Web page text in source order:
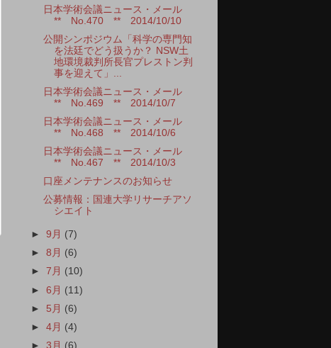
日本学術会議ニュース・メール
** No.470 ** 2014/10/10
公開シンポジウム「科学の専門知
を法廷でどう扱うか？ NSW土
地環境裁判所長官プレストン判
事を迎えて」...
日本学術会議ニュース・メール
** No.469 ** 2014/10/7
日本学術会議ニュース・メール
** No.468 ** 2014/10/6
日本学術会議ニュース・メール
** No.467 ** 2014/10/3
口座メンテナンスのお知らせ
公募情報：国連大学リサーチアソ
シエイト
►9月 (7)
►8月 (6)
►7月 (10)
►6月 (11)
► 5月 (6)
►4月 (4)
►3月 (6)